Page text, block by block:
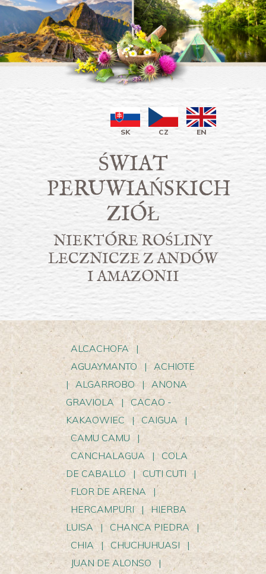
SK CZ EN
ŚWIAT
PERUWIAŃSKICH
ZIÓŁ
NIEKTÓRE ROŚLINY
LECZNICZE Z ANDÓW
I AMAZONII
ALCACHOFA
|
AGUAYMANTO
|
ACHIOTE
|
ALGARROBO |
ANONA
GRAVIOLA
|
CACAO -
KAKAOWIEC
| CAIGUA |
CAMU CAMU
|
CANCHALAGUA
|
COLA
DE CABALLO
| CUTI CUTI
|
FLOR DE ARENA
|
HERCAMPURI
|
HIERBA
LUISA | CHANCA PIEDRA |
CHIA
| CHUCHUHUASI
|
JUAN DE ALONSO
|